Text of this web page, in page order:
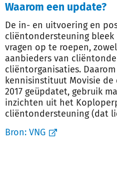
Waarom een update?
De in- en uitvoering en
cliëntondersteuning
vragen op te roepen,
aanbieders van
cliëntorganisaties.
kennisinstituut Movisie
2017 geüpdatet, gebruik
inzichten uit het
cliëntondersteuning (dat
Bron: VNG